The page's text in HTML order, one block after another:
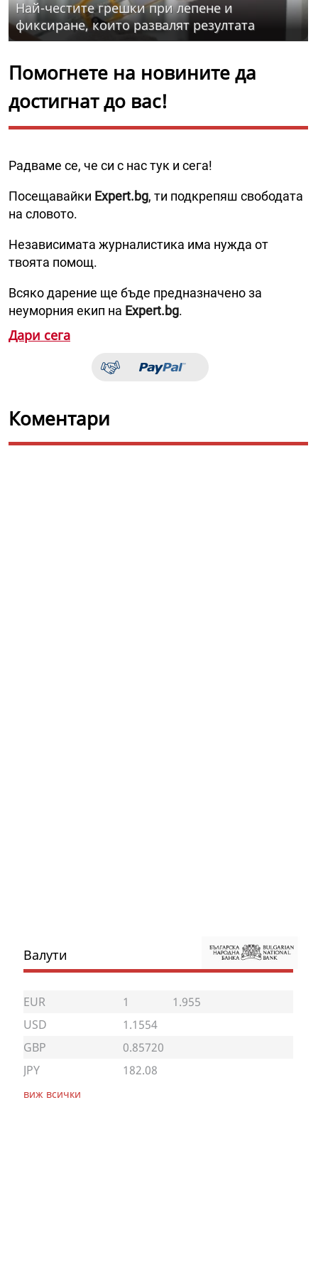
Най-честите грешки при лепене и
фиксиране, които развалят резултата
Помогнете на новините да
достигнат до вас!
Радваме се, че си с нас тук и сега!
Посещавайки Expert.bg, ти подкрепяш свободата
на словото.
Независимата журналистика има нужда от
твоята помощ.
Всяко дарение ще бъде предназначено за
неуморния екип на Expert.bg.
Дари сега
Коментари
Валути
EUR 1
1.955
USD
1.1554
GBP
0.85720
JPY
182.08
виж всички